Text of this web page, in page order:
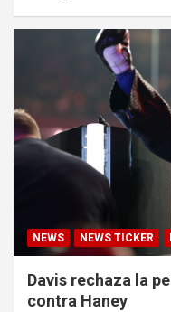
NEWS NEWS TICKER
Davis rechaza la
contra Haney